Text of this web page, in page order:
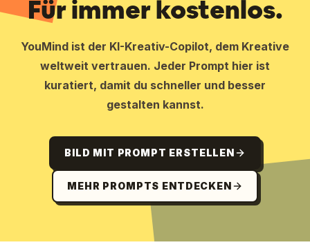
Für immer kostenlos.
YouMind ist der KI-Kreativ-Copilot, dem Kreative
weltweit vertrauen. Jeder Prompt hier ist
kuratiert, damit du schneller und besser
gestalten kannst.
BILD MIT PROMPT ERSTELLEN
MEHR PROMPTS ENTDECKEN